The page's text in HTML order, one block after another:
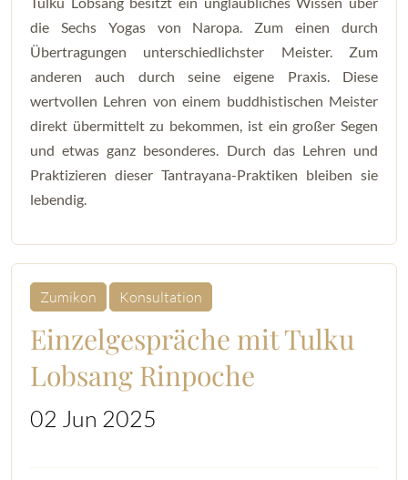
die Sechs Yogas von Naropa. Zum einen durch
Übertragungen unterschiedlichster Meister. Zum
anderen auch durch seine eigene Praxis. Diese
wertvollen Lehren von einem buddhistischen Meister
direkt übermittelt zu bekommen, ist ein großer Segen
und etwas ganz besonderes. Durch das Lehren und
Praktizieren dieser Tantrayana-Praktiken bleiben sie
lebendig.
Zumikon Konsultation
Einzelgespräche mit Tulku
Lobsang Rinpoche
02 Jun 2025